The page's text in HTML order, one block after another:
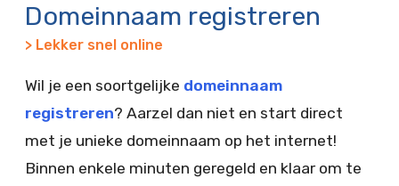
Domeinnaam registreren
> Lekker snel online
Wil je een soortgelijke domeinnaam
registreren? Aarzel dan niet en start direct
met je unieke domeinnaam op het internet!
Binnen enkele minuten geregeld en klaar om te